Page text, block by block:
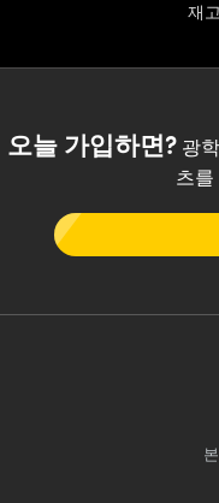
재
오늘 가입하면?광학
츠를